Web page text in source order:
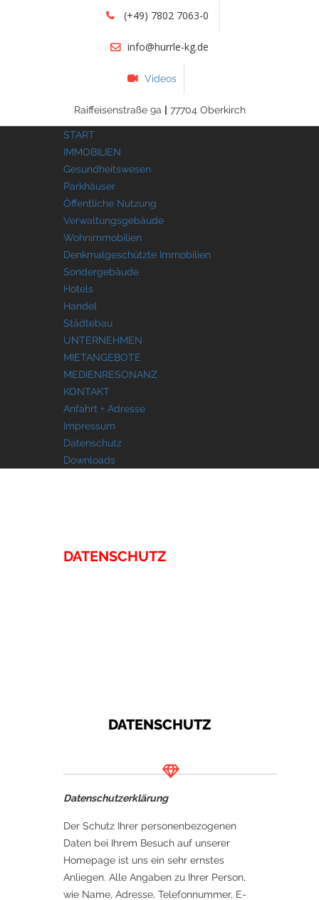
(+49) 7802 7063-0
info@hurrle-kg.de
Videos
Raiffeisenstraße 9a | 77704 Oberkirch
START
IMMOBILIEN
Gesundheitswesen
Parkhäuser
Öffentliche Nutzung
Verwaltungsgebäude
Wohnimmobilien
Denkmalgeschützte Immobilien
Sondergebäude
Hotels
Handel
Städtebau
UNTERNEHMEN
MIETANGEBOTE
MEDIENRESONANZ
KONTAKT
Anfahrt + Adresse
Impressum
Datenschutz
Downloads
DATENSCHUTZ
DATENSCHUTZ
Datenschutzerklärung
Der Schutz Ihrer personenbezogenen
Daten bei Ihrem Besuch auf unserer
Homepage ist uns ein sehr ernstes
Anliegen. Alle Angaben zu Ihrer Person,
wie Name, Adresse, Telefonnummer, E-